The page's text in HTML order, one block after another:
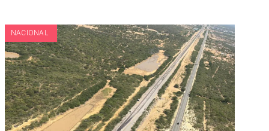
NACIONAL